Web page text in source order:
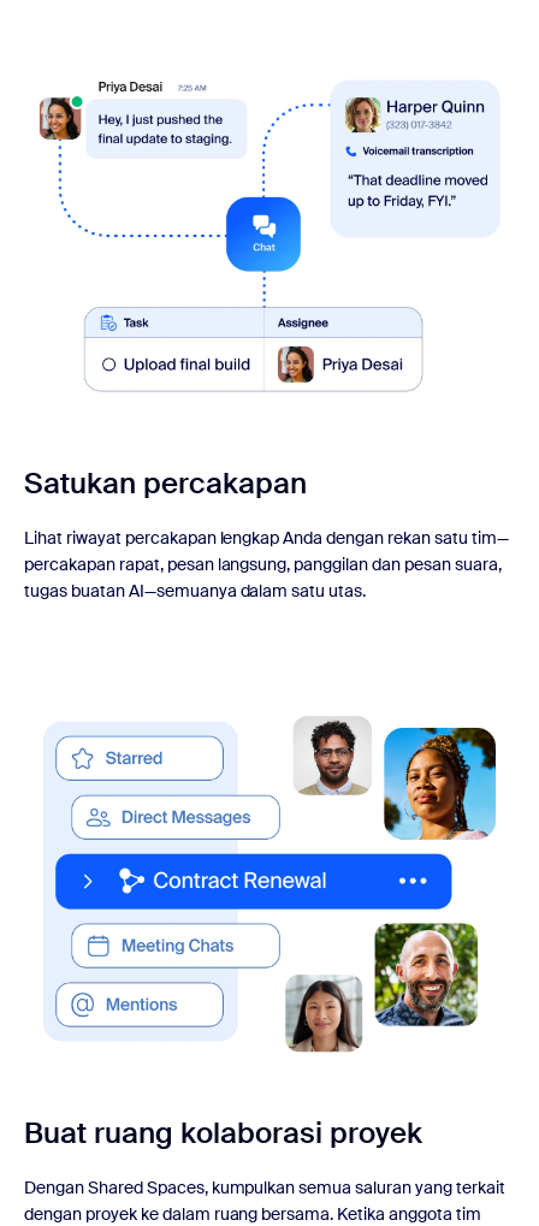
Satukan percakapan
Lihat riwayat percakapan lengkap Anda dengan rekan satu tim—
percakapan rapat, pesan langsung, panggilan dan pesan suara,
tugas buatan AI—semuanya dalam satu utas.
Buat ruang kolaborasi proyek
Dengan Shared Spaces, kumpulkan semua saluran yang terkait
dengan proyek ke dalam ruang bersama. Ketika anggota tim